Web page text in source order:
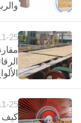
مراقبة
الجودة
اتصل
بنا
BLOG
25
25
كيف